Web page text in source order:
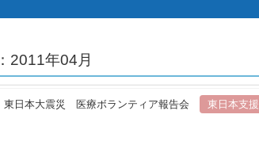
2011年04月
東日本大震災 医療ボランティア報告会 東日本支援